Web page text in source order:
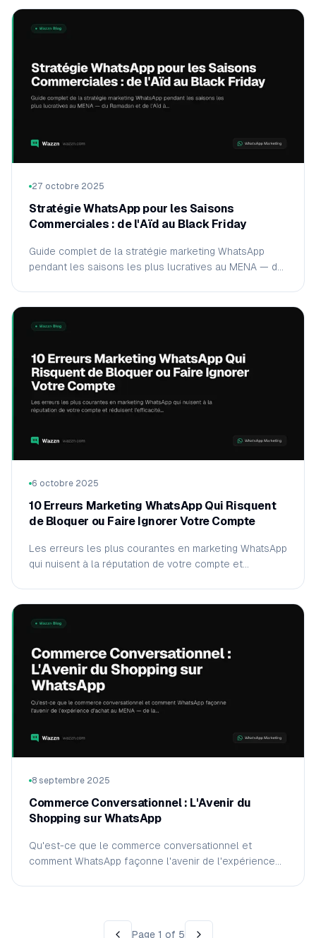
27 octobre 2025
Stratégie WhatsApp pour les Saisons
Commerciales : de l'Aïd au Black Friday
Guide complet de la stratégie marketing WhatsApp
pendant les saisons les plus lucratives au MENA — du
6 octobre 2025
10 Erreurs Marketing WhatsApp Qui Risquent
de Bloquer ou Faire Ignorer Votre Compte
Les erreurs les plus courantes en marketing WhatsApp
qui nuisent à la réputation de votre compte et
8 septembre 2025
Commerce Conversationnel : L'Avenir du
Shopping sur WhatsApp
Qu'est-ce que le commerce conversationnel et
comment WhatsApp façonne l'avenir de l'expérience
Page 1 of 5